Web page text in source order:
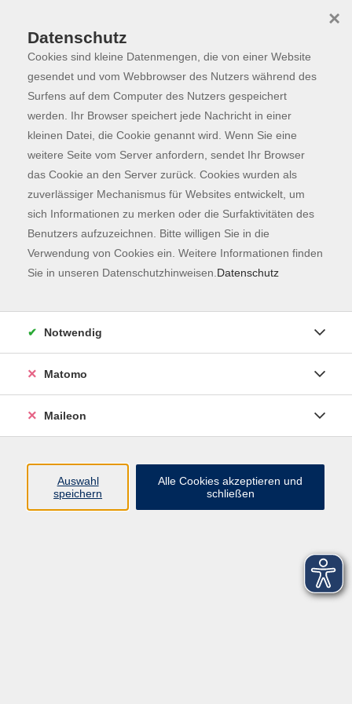
Skip to main content
Programm
Der Kurs konnte nicht gefunden werden.
Kontaktformular
Impressum
AGB
Datenschutzerklärung
Datenschutz
Cookies sind kleine Datenmengen, die von einer Website
gesendet und vom Webbrowser des Nutzers während des
Surfens auf dem Computer des Nutzers gespeichert
werden. Ihr Browser speichert jede Nachricht in einer
kleinen Datei, die Cookie genannt wird. Wenn Sie eine
weitere Seite vom Server anfordern, sendet Ihr Browser
das Cookie an den Server zurück. Cookies wurden als
zuverlässiger Mechanismus für Websites entwickelt, um
sich Informationen zu merken oder die Surfaktivitäten des
Benutzers aufzuzeichnen. Bitte willigen Sie in die
Verwendung von Cookies ein. Weitere Informationen finden
Sie in unseren Datenschutzhinweisen. Datenschutz
×
Notwendig
Matomo
Maileon
Auswahl
speichern
Alle Cookies akzeptieren und
schließen